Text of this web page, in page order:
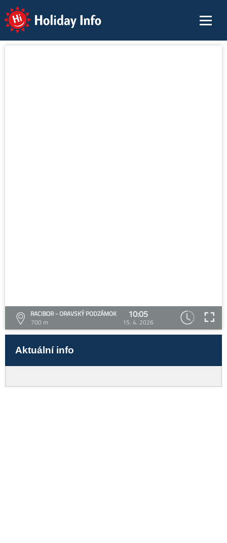
Holiday Info
RACIBOR - ORAVSKÝ PODZÁMOK
700 m
10:05
15. 4. 2026
Aktuální info